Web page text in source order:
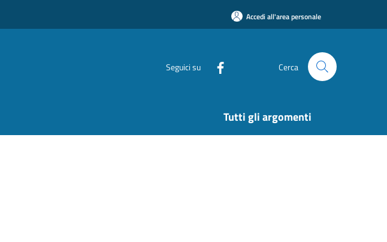
Accedi all'area personale
Seguici su Cerca
Tutti gli argomenti